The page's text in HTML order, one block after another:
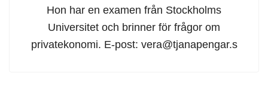
Hon har en examen från Stockholms
Universitet och brinner för frågor om
privatekonomi. E-post: vera@tjanapengar.s